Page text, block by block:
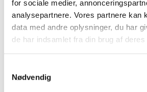
for sociale medier,
analysepartnere. Vores partnere kan
data med andre oplysninger, du har
de har indsamlet fra din brug af deres
Nødvendig